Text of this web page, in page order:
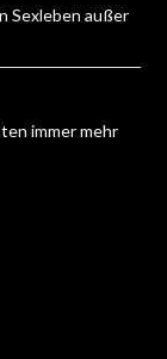
Sexleben außer
immer mehr